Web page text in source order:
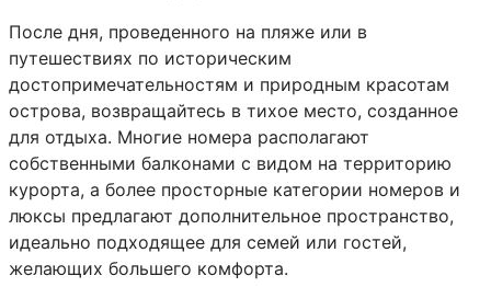
После дня, проведенного на пляже или в
путешествиях по историческим
достопримечательностям и природным красотам
острова, возвращайтесь в тихое место, созданное
для отдыха. Многие номера располагают
собственными балконами с видом на территорию
курорта, а более просторные категории номеров и
люксы предлагают дополнительное пространство,
идеально подходящее для семей или гостей,
желающих большего комфорта.